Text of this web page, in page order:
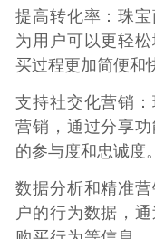
提高转化率：珠
为用户可以更轻
买过程更加简便和
支持社交化营销
营销，通过分享
的参与度和忠诚度。
数据分析和精准
户的行为数据，